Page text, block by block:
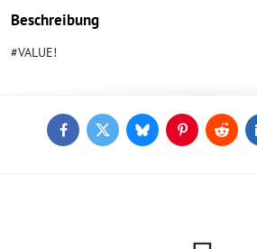
Beschreibung
#VALUE!
FacebookTwitterBlueskyPinterestReddit